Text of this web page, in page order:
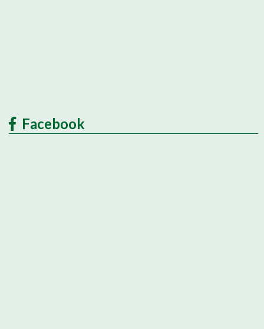
Facebook